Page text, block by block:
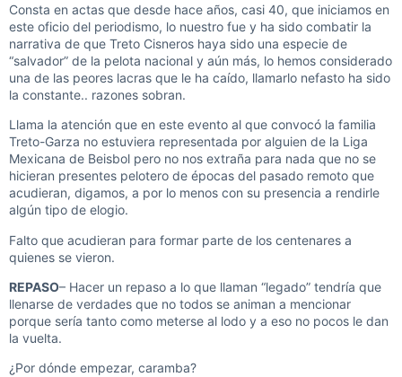
Consta en actas que desde hace años, casi 40, que iniciamos en
este oficio del periodismo, lo nuestro fue y ha sido combatir la
narrativa de que Treto Cisneros haya sido una especie de
“salvador” de la pelota nacional y aún más, lo hemos considerado
una de las peores lacras que le ha caído, llamarlo nefasto ha sido
la constante.. razones sobran.
Llama la atención que en este evento al que convocó la familia
Treto-Garza no estuviera representada por alguien de la Liga
Mexicana de Beisbol pero no nos extraña para nada que no se
hicieran presentes pelotero de épocas del pasado remoto que
acudieran, digamos, a por lo menos con su presencia a rendirle
algún tipo de elogio.
Falto que acudieran para formar parte de los centenares a
quienes se vieron.
REPASO– Hacer un repaso a lo que llaman “legado” tendría que
llenarse de verdades que no todos se animan a mencionar
porque sería tanto como meterse al lodo y a eso no pocos le dan
la vuelta.
¿Por dónde empezar, caramba?